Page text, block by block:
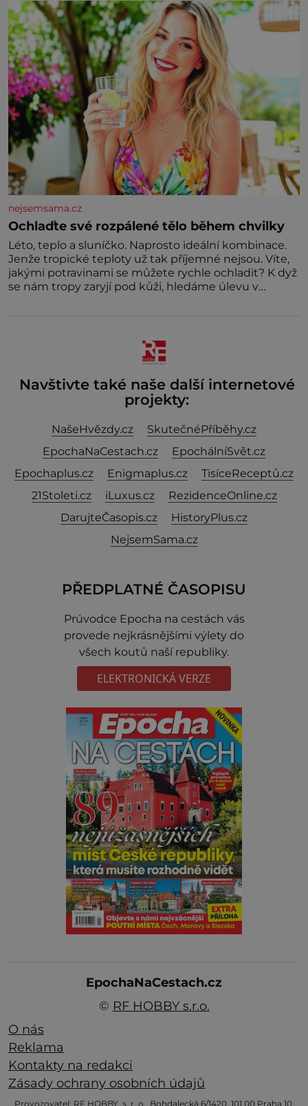
nejsemsama.cz
Ochlaďte své rozpálené tělo během chvilky
Léto, teplo a sluníčko. Naprosto ideální kombinace.
Jenže tropické teploty už tak příjemné nejsou. Víte,
jakými potravinami se můžete rychle ochladit? K dyž
se nám tropy zaryjí pod kůži, hledáme úlevu v
Navštivte také naše další internetové
projekty:
NašeHvězdy.cz
SkutečnéPříběhy.cz
EpochaNaCestach.cz
EpochálníSvět.cz
Epochaplus.cz
Enigmaplus.cz
TisíceReceptů.cz
21Stoleti.cz
iLuxus.cz
RezidenceOnline.cz
DarujteČasopis.cz
HistoryPlus.cz
NejsemSama.cz
PŘEDPLATNÉ ČASOPISU
Prúvodce Epocha na cestách vás
provede nejkrásnějšími výlety do
všech koutů naší republiky.
ELEKTRONICKÁ VERZE
EpochaNaCestach.cz
© RF HOBBY s.r.o.
O nás
Reklama
Kontakty na redakci
Zásady ochrany osobních údajů
Provozovatel: RF HOBBY, s. r. o., Bohdalecká 6/1420, 101 00 Praha 10,